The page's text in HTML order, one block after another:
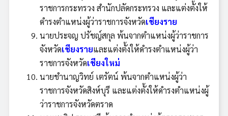
ราชการกระทรวง สำนักปลัดกระทรวง และแต่งตั้งให้
ดำรงตำแหน่งผู้ว่าราชการจังหวัดเชียงราย
นายประจญ ปรัชญ์สกุล พ้นจากตำแหน่งผู้ว่าราชการ
จังหวัดเชียงรายและแต่งตั้งให้ดำรงตำแหน่งผู้ว่า
ราชการจังหวัดเชียงใหม่
นายชำนาญวิทย์ เตรัตน์ พ้นจากตำแหน่งผู้ว่า
ราชการจังหวัดสิงห์บุรี และแต่งตั้งให้ดำรงตำแหน่งผู้
ว่าราชการจังหวัดตราด